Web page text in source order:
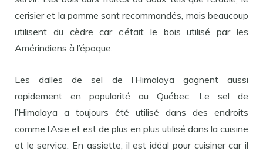
cerisier et la pomme sont recommandés, mais beaucoup
utilisent du cèdre car c’était le bois utilisé par les
Amérindiens à l’époque.
Les dalles de sel de l’Himalaya gagnent aussi
rapidement en popularité au Québec. Le sel de
l’Himalaya a toujours été utilisé dans des endroits
comme l’Asie et est de plus en plus utilisé dans la cuisine
et le service. En assiette, il est idéal pour cuisiner car il